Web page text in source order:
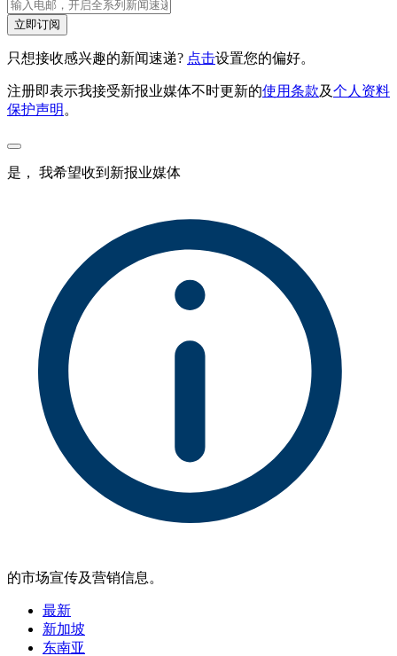
立即订阅
只想接收感兴趣的新闻速递? 点击设置您的偏好。
注册即表示我接受新报业媒体不时更新的使用条款及个人资料
保护声明 。
是， 我希望收到新报业媒体
的市场宣传及营销信息。
最新
新加坡
东南亚